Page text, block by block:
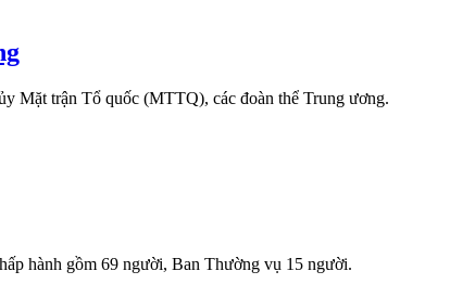
Mặt trận Tổ quốc (MTTQ), các đoàn thể Trung ương.
hành gồm 69 người, Ban Thường vụ 15 người.